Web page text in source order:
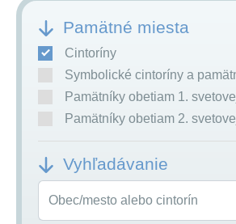
Pamätné miesta
Cintoríny
Symbolické cintoríny a
Pamätníky obetiam 1.
Pamätníky obetiam 2.
Vyhľadávanie
Obec/mesto alebo cintorín